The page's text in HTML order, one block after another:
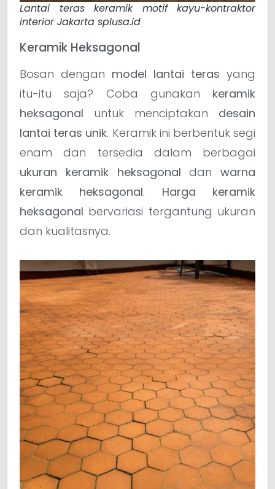
Lantai teras keramik motif kayu-kontraktor
interior Jakarta splusa.id
Keramik Heksagonal
Bosan dengan model lantai teras yang
itu-itu saja? Coba gunakan keramik
heksagonal untuk menciptakan desain
lantai teras unik. Keramik ini berbentuk segi
enam dan tersedia dalam berbagai
ukuran keramik heksagonal dan warna
keramik heksagonal. Harga keramik
heksagonal bervariasi tergantung ukuran
dan kualitasnya.